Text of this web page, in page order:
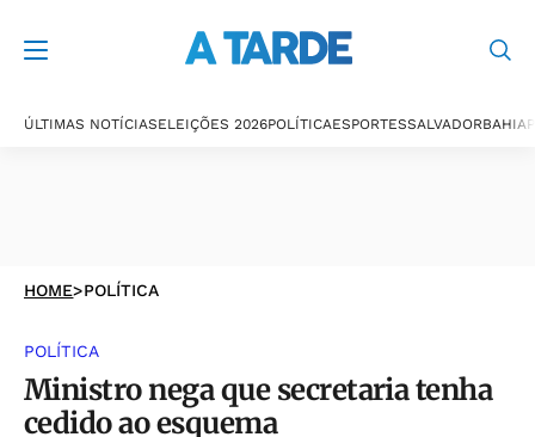
ÚLTIMAS NOTÍCIASELEIÇÕES 2026POLÍTICAESPORTESSALVADORBAHIA
HOME>POLÍTICA
POLÍTICA
Ministro nega que secretaria tenha
cedido ao esquema